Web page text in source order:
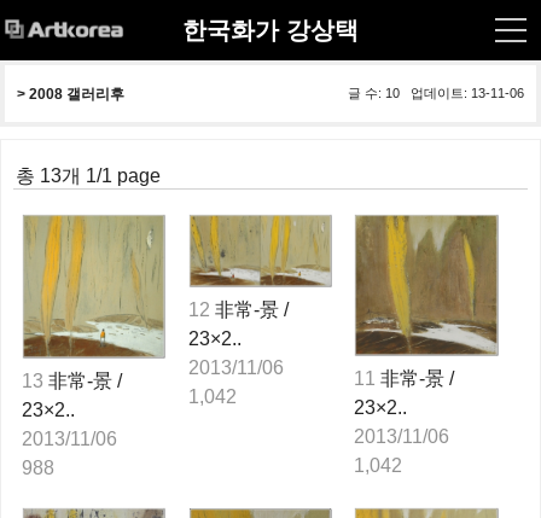
한국화가 강상택
글 수: 10 업데이트: 13-11-06
> 2008 갤러리후
총 13개 1/1 page
13 非常-景 /
23×2..
2013/11/06
988
12 非常-景 /
23×2..
2013/11/06
1,042
11 非常-景 /
23×2..
2013/11/06
1,042